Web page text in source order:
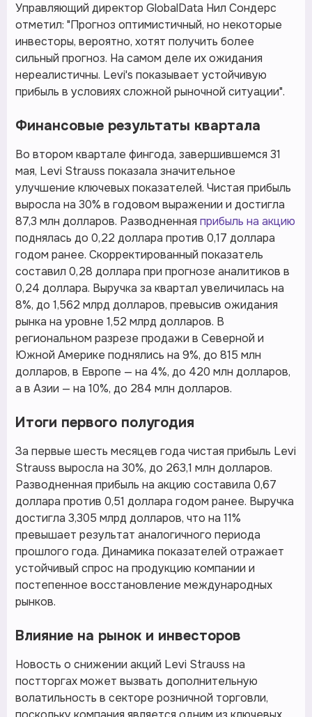
Управляющий директор GlobalData Нил Сондерс
отметил: "Прогноз оптимистичный, но некоторые
инвесторы, вероятно, хотят получить более
сильный прогноз. На самом деле их ожидания
нереалистичны. Levi's показывает устойчивую
прибыль в условиях сложной рыночной ситуации".
Финансовые результаты квартала
Во втором квартале фингода, завершившемся 31
мая, Levi Strauss показала значительное
улучшение ключевых показателей. Чистая прибыль
выросла на 30% в годовом выражении и достигла
87,3 млн долларов. Разводненная прибыль на акцию
поднялась до 0,22 доллара против 0,17 доллара
годом ранее. Скорректированный показатель
составил 0,28 доллара при прогнозе аналитиков в
0,24 доллара. Выручка за квартал увеличилась на
8%, до 1,562 млрд долларов, превысив ожидания
рынка на уровне 1,52 млрд долларов. В
региональном разрезе продажи в Северной и
Южной Америке поднялись на 9%, до 815 млн
долларов, в Европе — на 4%, до 420 млн долларов,
а в Азии — на 10%, до 284 млн долларов.
Итоги первого полугодия
За первые шесть месяцев года чистая прибыль Levi
Strauss выросла на 30%, до 263,1 млн долларов.
Разводненная прибыль на акцию составила 0,67
доллара против 0,51 доллара годом ранее. Выручка
достигла 3,305 млрд долларов, что на 11%
превышает результат аналогичного периода
прошлого года. Динамика показателей отражает
устойчивый спрос на продукцию компании и
постепенное восстановление международных
рынков.
Влияние на рынок и инвесторов
Новость о снижении акций Levi Strauss на
постторгах может вызвать дополнительную
волатильность в секторе розничной торговли,